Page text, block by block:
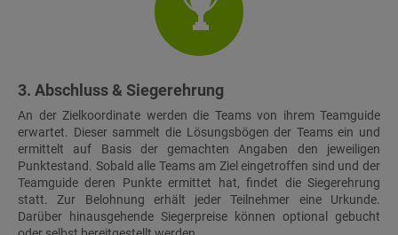
3. Abschluss & Siegerehrung
An der Zielkoordinate werden die Teams von ihrem Teamguide
erwartet. Dieser sammelt die Lösungsbögen der Teams ein und
ermittelt auf Basis der gemachten Angaben den jeweiligen
Punktestand. Sobald alle Teams am Ziel eingetroffen sind und der
Teamguide deren Punkte ermittet hat, findet die Siegerehrung
statt. Zur Belohnung erhält jeder Teilnehmer eine Urkunde.
Darüber hinausgehende Siegerpreise können optional gebucht